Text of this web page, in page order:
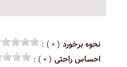
نحوه برخورد ( ۰ ) :
احساس راحتی ( ۰ ) :